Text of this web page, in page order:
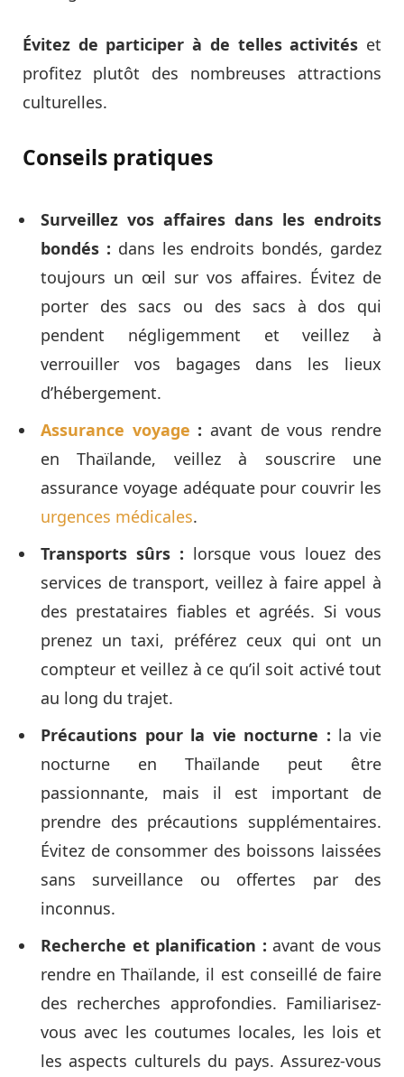
Évitez de participer à de telles activités et
profitez plutôt des nombreuses attractions
culturelles.
Conseils pratiques
Surveillez vos affaires dans les endroits
bondés : dans les endroits bondés, gardez
toujours un œil sur vos affaires. Évitez de
porter des sacs ou des sacs à dos qui
pendent négligemment et veillez à
verrouiller vos bagages dans les lieux
d’hébergement.
Assurance voyage : avant de vous rendre
en Thaïlande, veillez à souscrire une
assurance voyage adéquate pour couvrir les
urgences médicales.
Transports sûrs : lorsque vous louez des
services de transport, veillez à faire appel à
des prestataires fiables et agréés. Si vous
prenez un taxi, préférez ceux qui ont un
compteur et veillez à ce qu’il soit activé tout
au long du trajet.
Précautions pour la vie nocturne : la vie
nocturne en Thaïlande peut être
passionnante, mais il est important de
prendre des précautions supplémentaires.
Évitez de consommer des boissons laissées
sans surveillance ou offertes par des
inconnus.
Recherche et planification : avant de vous
rendre en Thaïlande, il est conseillé de faire
des recherches approfondies. Familiarisez-
vous avec les coutumes locales, les lois et
les aspects culturels du pays. Assurez-vous